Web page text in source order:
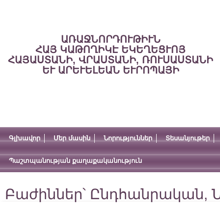
ԱՌԱՋՆՈՐԴՈՒԹԻՒՆ
ՀԱՅ ԿԱԹՈՂԻԿԷ ԵԿԵՂԵՑՒՈՅ
ՀԱՅԱՍՏԱՆԻ, ՎՐԱՍՏԱՆԻ, ՌՈՒՍԱՍՏԱՆԻ
ԵՒ ԱՐԵՒԵԼԵԱՆ ԵՒՐՈՊԱՅԻ
Գլխավոր Մեր մասին Նորություններ Տեսանյութեր
Պաշտպանության քաղաքականություն
Բաժիններ՝ Ընդհանրական,